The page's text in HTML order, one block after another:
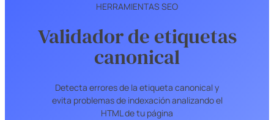
HERRAMIENTAS SEO
Validador de etiquetas
canonical
Detecta errores de la etiqueta canonical y
evita problemas de indexación analizando el
HTML de tu página